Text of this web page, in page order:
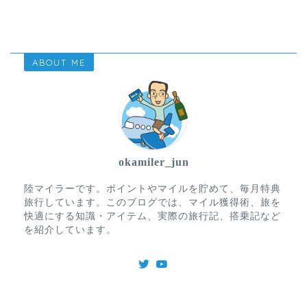
ABOUT ME
okamiler_jun
陸マイラーです。ポイントやマイルを貯めて、毎月特典
旅行しています。このブログでは、マイル獲得術、旅を
快適にする知識・アイテム、実際の旅行記、搭乗記など
を紹介しています。